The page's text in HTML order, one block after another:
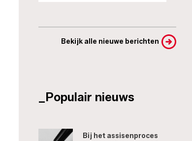
Bekijk alle nieuwe berichten
_Populair nieuws
Bij het assisenproces